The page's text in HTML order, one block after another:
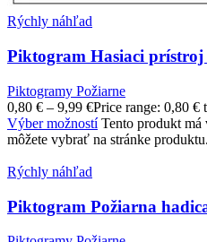
Rýchly náhľad
Piktogram Hasiaci
Piktogramy Požiarne
0,80 € – 9,99 €Price range: 0,80 €
Výber možností Tento produkt má
môžete vybrať na stránke produktu.
Rýchly náhľad
Piktogram Požiarna